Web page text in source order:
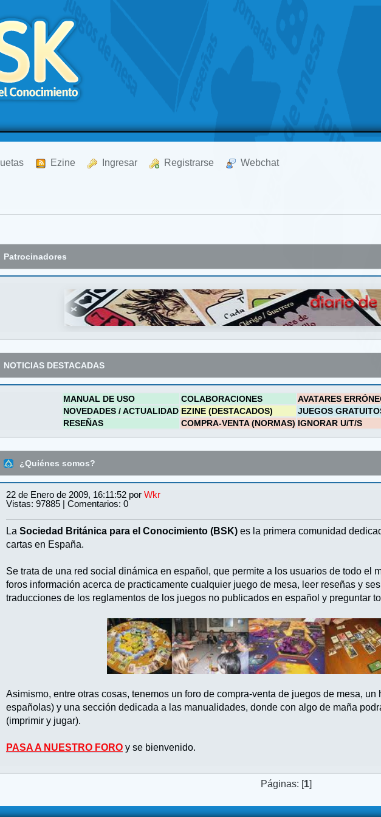
Ezine Ingresar Registrarse Webchat
Patrocinadores
NOTICIAS DESTACADAS
MANUAL DE USO COLABORACIONES AVATARES
NOVEDADES / ACTUALIDAD EZINE (DESTACADOS) JUEGOS
RESEÑAS
COMPRA-VENTA (NORMAS) IGNORAR U/T/S
¿Quiénes somos?
22 de Enero de 2009, 16:11:52 por Wkr
Vistas: 97885 | Comentarios: 0
La Sociedad Británica para el Conocimiento (BSK) es la primera comunidad
cartas en España.
Se trata de una red social dinámica en español, que permite a los usuarios de todo el
foros información acerca de practicamente cualquier juego de mesa, leer reseñas y
traducciones de los reglamentos de los juegos no publicados en español y preguntar
Asimismo, entre otras cosas, tenemos un foro de compra-venta de juegos de mesa,
españolas) y una sección dedicada a las manualidades, donde con algo de maña
(imprimir y jugar).
PASA A NUESTRO FORO y se bienvenido.
Páginas: [1]